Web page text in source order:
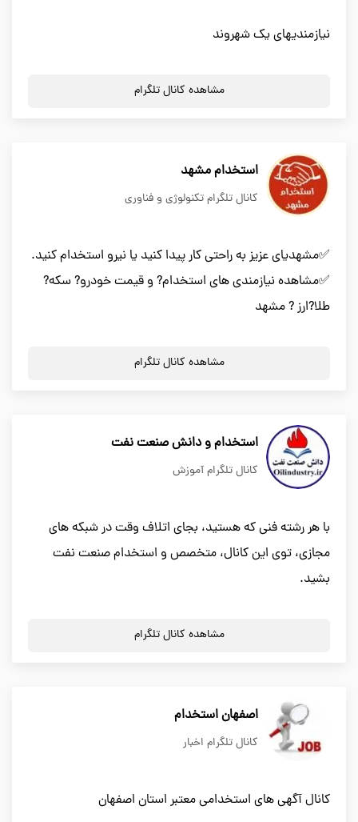
نیازمندیهای یک شهروند
مشاهده کانال تلگرام
استخدام مشهد
کانال تلگرام تکنولوژی و فناوری
✅مشهدیای عزیز به راحتی کار پیدا کنید یا نیرو استخدام کنید.
✅مشاهده نیازمندی های استخدام? و قیمت خودرو? سکه?
طلا?ارز ? مشهد
مشاهده کانال تلگرام
استخدام و دانش صنعت نفت
کانال تلگرام آموزش
با هر رشته فنی که هستید، بجای اتلاف وقت در شبکه های
مجازی، توی این کانال، متخصص و استخدام صنعت نفت
بشید.
مشاهده کانال تلگرام
اصفهان استخدام
کانال تلگرام اخبار
کانال آگهی های استخدامی معتبر استان اصفهان